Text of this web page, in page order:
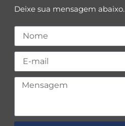
Deixe sua mensagem abaixo.